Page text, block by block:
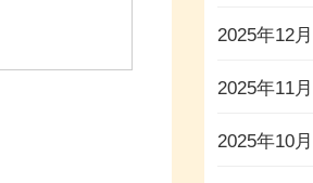
2025年12月
2025年11月
2025年10月